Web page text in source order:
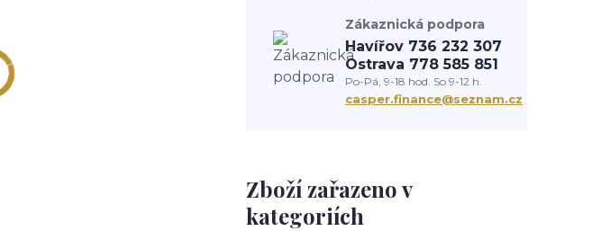
Zboží zařazeno v
kategoriích
Zákaznická podpora
Havířov 736 232 307
Ostrava 778 585 851
Po-Pá, 9-18 hod. So 9-12 h.
casper.finance@seznam.cz